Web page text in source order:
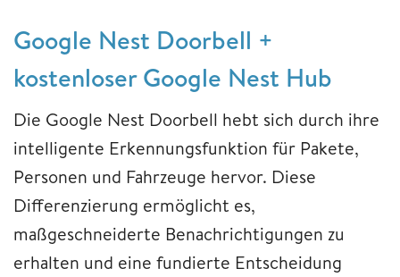
Google Nest Doorbell +
kostenloser Google Nest Hub
Die Google Nest Doorbell hebt sich durch ihre
intelligente Erkennungsfunktion für Pakete,
Personen und Fahrzeuge hervor. Diese
Differenzierung ermöglicht es,
maßgeschneiderte Benachrichtigungen zu
erhalten und eine fundierte Entscheidung